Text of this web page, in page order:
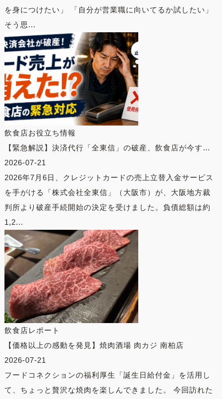
を身につけたい」 「自分が営業職に向いてるか試したい」
そう思...
飲食店お役立ち情報
【緊急解説】決済代行「全東信」の破産、飲食店が今す…
2026-07-21
2026年7月6日、クレジットカードの売上立替入金サービス
を手がける「株式会社全東信」（大阪市）が、大阪地方裁
判所より破産手続開始の決定を受けました。負債総額は約
1,2...
飲食店レポート
【価格以上の感動を発見】焼肉酒場 肉カジ 南柏店
2026-07-21
フードコネクションの福利厚生「誕生日給付金」を活用し
て、ちょっと贅沢な焼肉を楽しんできました。 今回訪れた